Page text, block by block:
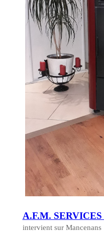
A.F.M. SERVICES
intervient sur Mancenans